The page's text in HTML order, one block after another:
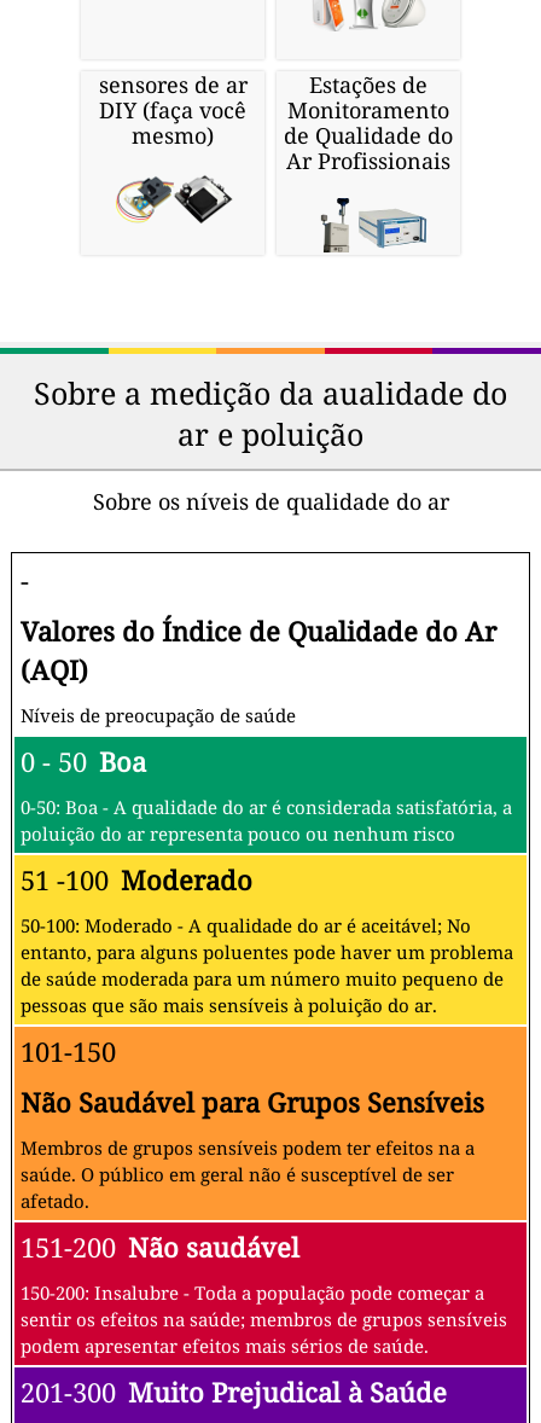
sensores de ar
DIY (faça você
mesmo)
Estações de
Monitoramento
de Qualidade do
Ar Profissionais
Sobre a medição da aualidade do
ar e poluição
Sobre os níveis de qualidade do ar
-
Valores do Índice de Qualidade do Ar
(AQI)
Níveis de preocupação de saúde
0 - 50 Boa
0-50: Boa - A qualidade do ar é considerada satisfatória, a
poluição do ar representa pouco ou nenhum risco
51 -100 Moderado
50-100: Moderado - A qualidade do ar é aceitável; No
entanto, para alguns poluentes pode haver um problema
de saúde moderada para um número muito pequeno de
pessoas que são mais sensíveis à poluição do ar.
101-150
Não Saudável para Grupos Sensíveis
Membros de grupos sensíveis podem ter efeitos na a
saúde. O público em geral não é susceptível de ser
afetado.
151-200 Não saudável
150-200: Insalubre - Toda a população pode começar a
sentir os efeitos na saúde; membros de grupos sensíveis
podem apresentar efeitos mais sérios de saúde.
201-300 Muito Prejudical à Saúde